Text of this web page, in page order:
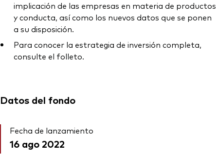
implicación de las empresas en materia de productos
y conducta, así como los nuevos datos que se ponen
a su disposición.
Para conocer la estrategia de inversión completa,
consulte el folleto.
Datos del fondo
Fecha de lanzamiento
16 ago 2022